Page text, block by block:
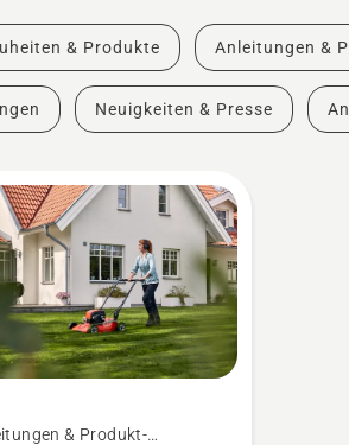
& Produkte Anleitungen &
Neuigkeiten & Presse
& Produkt-